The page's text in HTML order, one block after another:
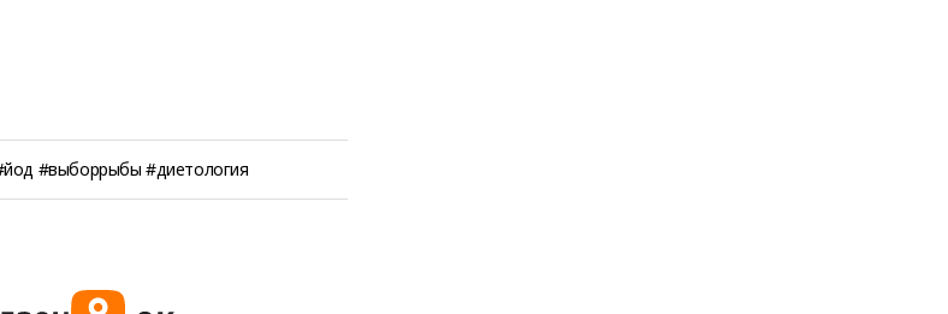
#выборрыбы #диетология